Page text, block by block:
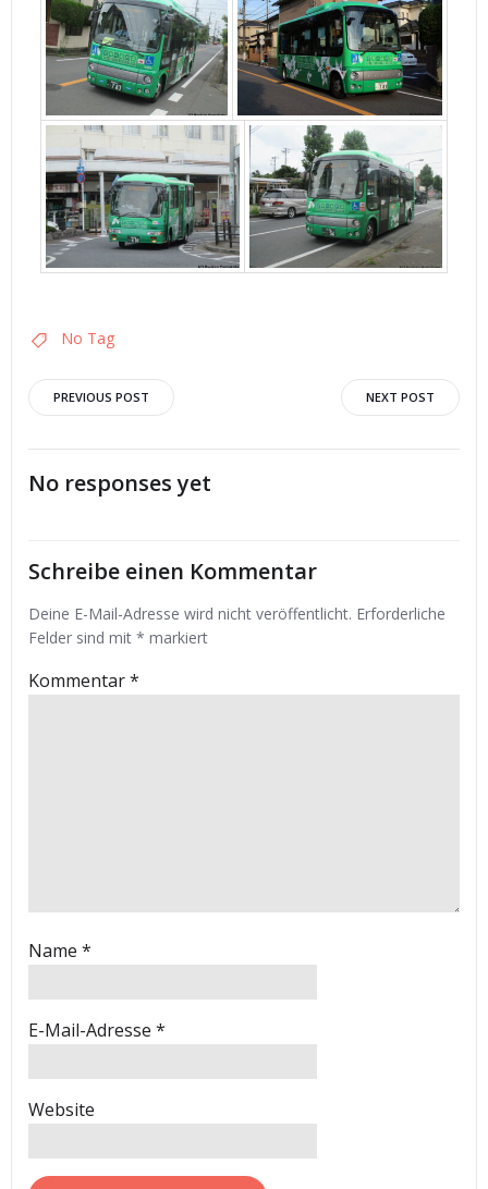
No Tag
Post
navigation
PREVIOUS POST
navigation
NEXT POST
No responses yet
Schreibe einen Kommentar
Deine E-Mail-Adresse wird nicht veröffentlicht. Erforderliche
Felder sind mit * markiert
Kommentar*
Name *
E-Mail-Adresse *
Website